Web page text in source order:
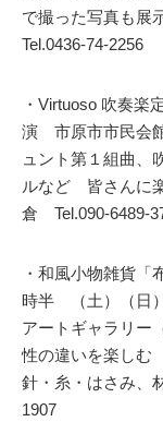
で撮った写真も
Tel.0436-74-2256
・Virtuoso 吹奏
演 市原市市民会
ュント第１組曲、
ルなど 皆さんに
倉 Tel.090-6489-
・和風小物雑貨
時半 （土）（日
アートギャラリー
性の違いを楽しむ
針・糸・はさみ、
1907